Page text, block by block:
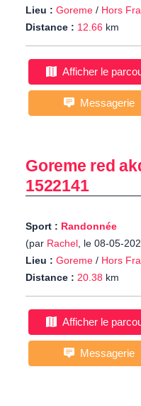
Lieu : Goreme / Hors
Distance : 12.66 km
Afficher le
Messagerie
Goreme red
1522141
Sport : Randonnée
(par Rachel, le 08-05-
Lieu : Goreme / Hors
Distance : 20.38 km
Afficher le
Messagerie